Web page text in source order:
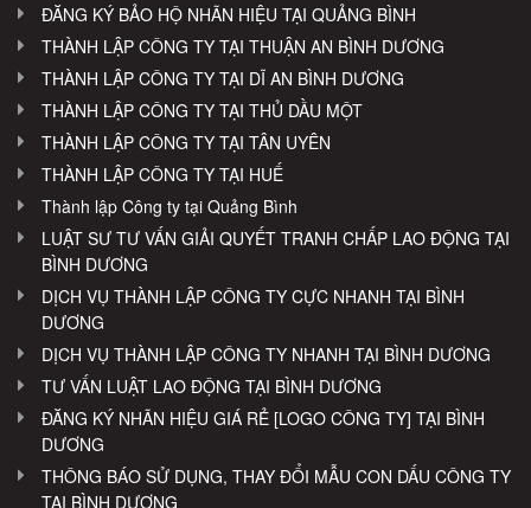
ĐĂNG KÝ BẢO HỘ NHÃN HIỆU TẠI QUẢNG BÌNH
THÀNH LẬP CÔNG TY TẠI THUẬN AN BÌNH DƯƠNG
THÀNH LẬP CÔNG TY TẠI DĨ AN BÌNH DƯƠNG
THÀNH LẬP CÔNG TY TẠI THỦ DẦU MỘT
THÀNH LẬP CÔNG TY TẠI TÂN UYÊN
THÀNH LẬP CÔNG TY TẠI HUẾ
Thành lập Công ty tại Quảng Bình
LUẬT SƯ TƯ VẤN GIẢI QUYẾT TRANH CHẤP LAO ĐỘNG TẠI
BÌNH DƯƠNG
DỊCH VỤ THÀNH LẬP CÔNG TY CỰC NHANH TẠI BÌNH
DƯƠNG
DỊCH VỤ THÀNH LẬP CÔNG TY NHANH TẠI BÌNH DƯƠNG
TƯ VẤN LUẬT LAO ĐỘNG TẠI BÌNH DƯƠNG
ĐĂNG KÝ NHÃN HIỆU GIÁ RẺ [LOGO CÔNG TY] TẠI BÌNH
DƯƠNG
THÔNG BÁO SỬ DỤNG, THAY ĐỔI MẪU CON DẤU CÔNG TY
TẠI BÌNH DƯƠNG